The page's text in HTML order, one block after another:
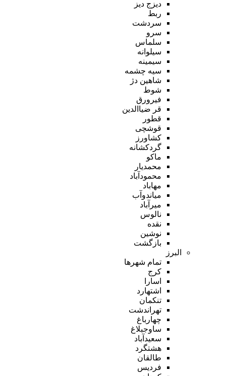
دیزج دیز
ربط
سردشت
سرو
سلماس
سیلوانه
سیمینه
سیه چشمه
شاهین دژ
شوط
فیرورق
قر ضیاالدین
قطور
قوشچی
کشاورز
گردکشانه
ماکو
محمدیار
محمودآباد
مهاباد
میاندوآب
میرآباد
نالوس
نقده
نوشین
بازگشت
البرز
تمام شهر‌ها
کرج
اسارا
اشتهارد
تنکمان
تهراندشت
چهارباغ
ساوجبلاغ
سعیدآباد
هشتگرد
طالقان
فردیس